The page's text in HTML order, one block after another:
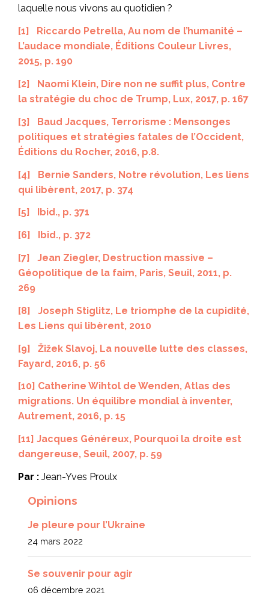
laquelle nous vivons au quotidien ?
[1] Riccardo Petrella, Au nom de l’humanité –
L’audace mondiale, Éditions Couleur Livres,
2015, p. 190
[2] Naomi Klein, Dire non ne suffit plus, Contre
la stratégie du choc de Trump, Lux, 2017, p. 167
[3] Baud Jacques, Terrorisme : Mensonges
politiques et stratégies fatales de l’Occident,
Éditions du Rocher, 2016, p.8.
[4] Bernie Sanders, Notre révolution, Les liens
qui libèrent, 2017, p. 374
[5]
Ibid., p. 371
[6]
Ibid., p. 372
[7] Jean Ziegler, Destruction massive –
Géopolitique de la faim, Paris, Seuil, 2011, p.
269
[8] Joseph Stiglitz, Le triomphe de la cupidité,
Les Liens qui libèrent, 2010
[9] Žižek Slavoj, La nouvelle lutte des classes,
Fayard, 2016, p. 56
[10] Catherine Wihtol de Wenden, Atlas des
migrations. Un équilibre mondial à inventer,
Autrement, 2016, p. 15
[11] Jacques Généreux, Pourquoi la droite est
dangereuse, Seuil, 2007, p. 59
Par : Jean-Yves Proulx
Opinions
Je pleure pour l’Ukraine
24 mars 2022
Se souvenir pour agir
06 décembre 2021